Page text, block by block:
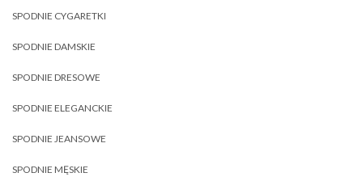
SPODNIE CYGARETKI
SPODNIE DAMSKIE
SPODNIE DRESOWE
SPODNIE ELEGANCKIE
SPODNIE JEANSOWE
SPODNIE MĘSKIE